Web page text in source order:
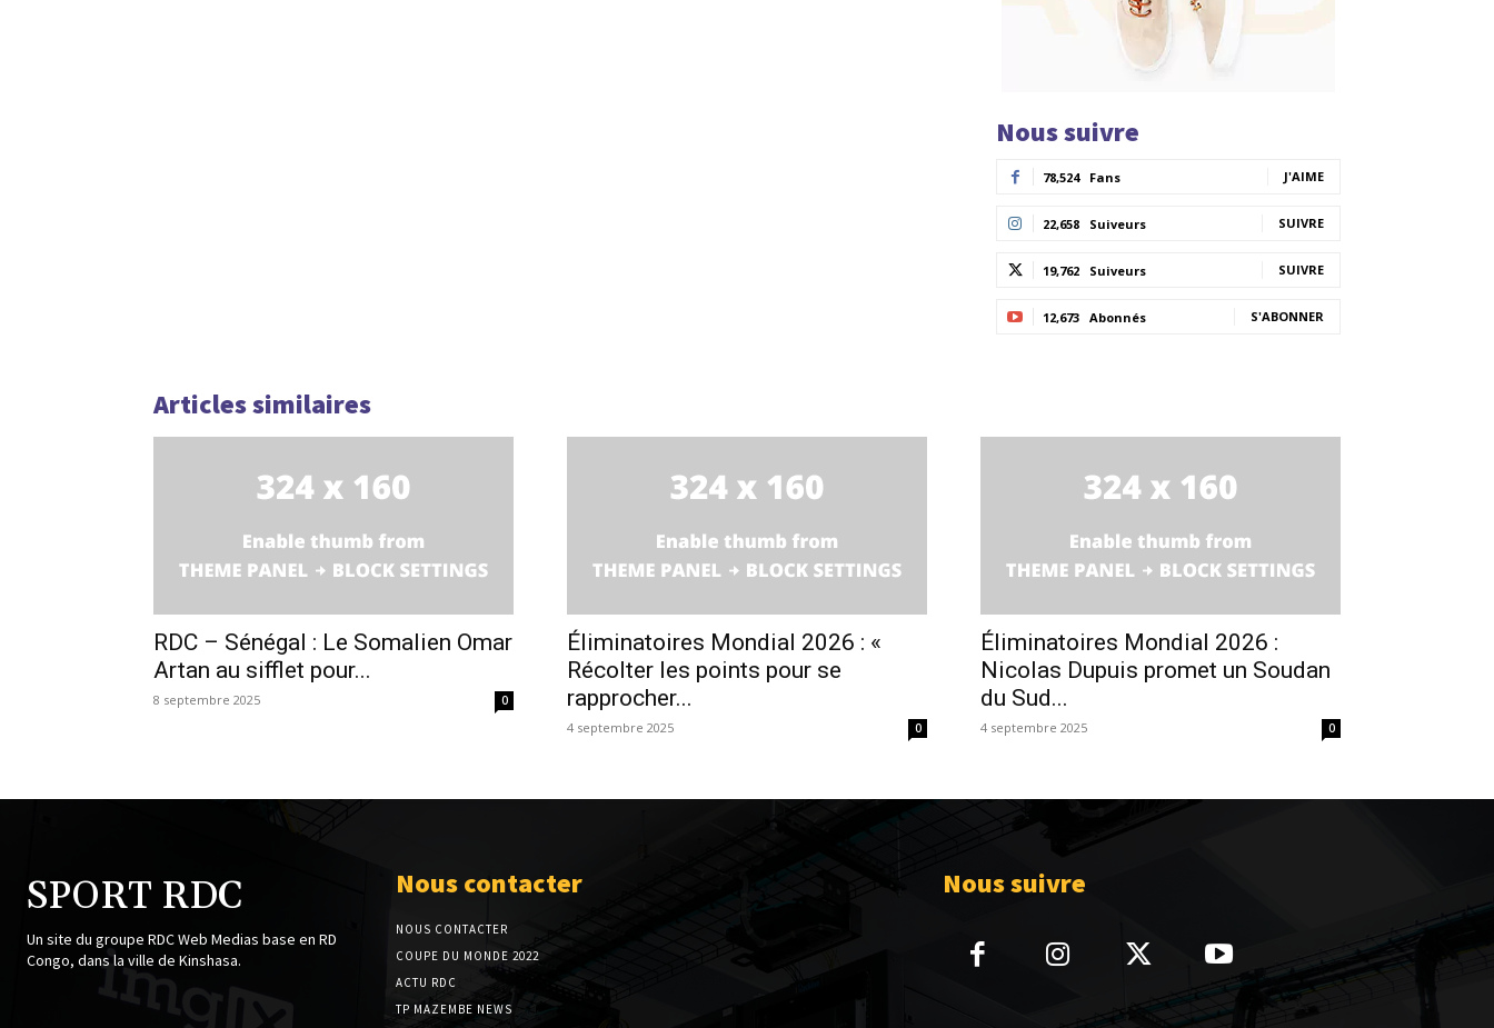
Nous suivre
78,524 Fans J'AIME
22,658 Suiveurs SUIVRE
19,762 Suiveurs SUIVRE
12,673 Abonnés S'ABONNER
Articles similaires
RDC – Sénégal : Le Somalien Omar
Artan au sifflet pour...
8 septembre 2025 0
Éliminatoires Mondial 2026 : «
Récolter les points pour se
rapprocher...
4 septembre 2025 0
Éliminatoires Mondial 2026 :
Nicolas Dupuis promet un Soudan
du Sud...
4 septembre 2025 0
SPORT RDC
Un site du groupe RDC Web Medias base en RD
Congo, dans la ville de Kinshasa.
Nous contacter
NOUS CONTACTER
COUPE DU MONDE 2022
ACTU RDC
TP MAZEMBE NEWS
Nous suivre